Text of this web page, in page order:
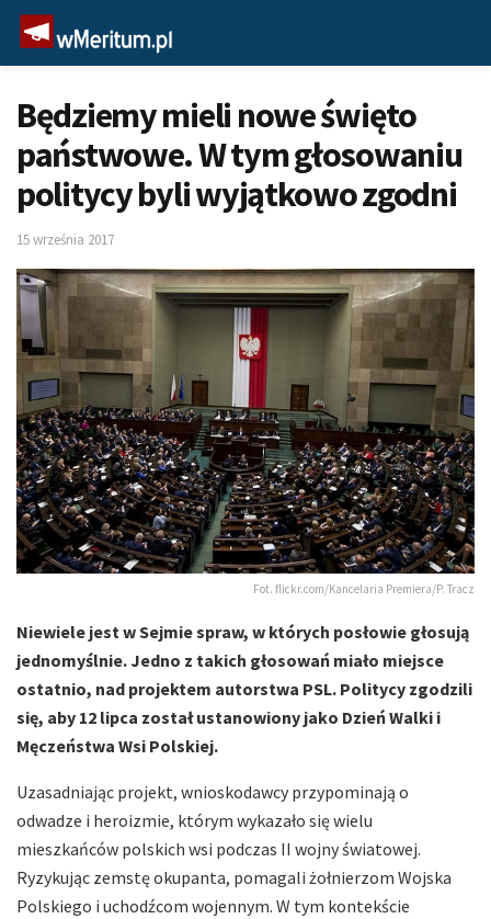
Będziemy mieli nowe święto
państwowe. W tym głosowaniu
politycy byli wyjątkowo zgodni
15 września 2017
Fot. flickr.com/Kancelaria Premiera/P. Tracz
Niewiele jest w Sejmie spraw, w których posłowie głosują
jednomyślnie. Jedno z takich głosowań miało miejsce
ostatnio, nad projektem autorstwa PSL. Politycy zgodzili
się, aby 12 lipca został ustanowiony jako Dzień Walki i
Męczeństwa Wsi Polskiej.
Uzasadniając projekt, wnioskodawcy przypominają o
odwadze i heroizmie, którym wykazało się wielu
mieszkańców polskich wsi podczas II wojny światowej.
Ryzykując zemstę okupanta, pomagali żołnierzom Wojska
Polskiego i uchodźcom wojennym. W tym kontekście